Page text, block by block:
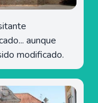
aunque
modificado.